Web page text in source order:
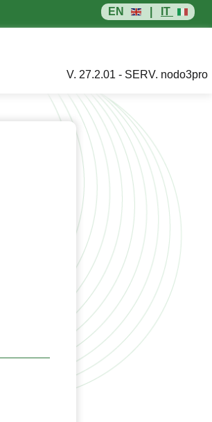
EN IT
V. 27.2.01 - SERV. nodo3pro